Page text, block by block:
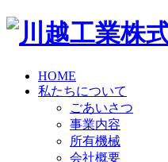
HOME
私たちについて
ごあいさつ
事業内容
所有機械
会社概要